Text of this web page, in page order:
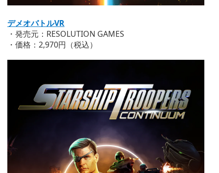
デメオバトルVR
・発売元：RESOLUTION GAMES
・価格：2,970円（税込）